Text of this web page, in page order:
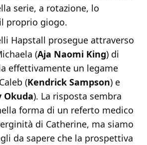
serie, a rotazione, lo
proprio giogo.
Hapstall prosegue attraverso
(Aja Naomi King) di
effettivamente un legame
(Kendrick Sampson) e
Okuda). La risposta sembra
forma di un referto medico
di Catherine, ma siamo
da sapere che la prospettiva